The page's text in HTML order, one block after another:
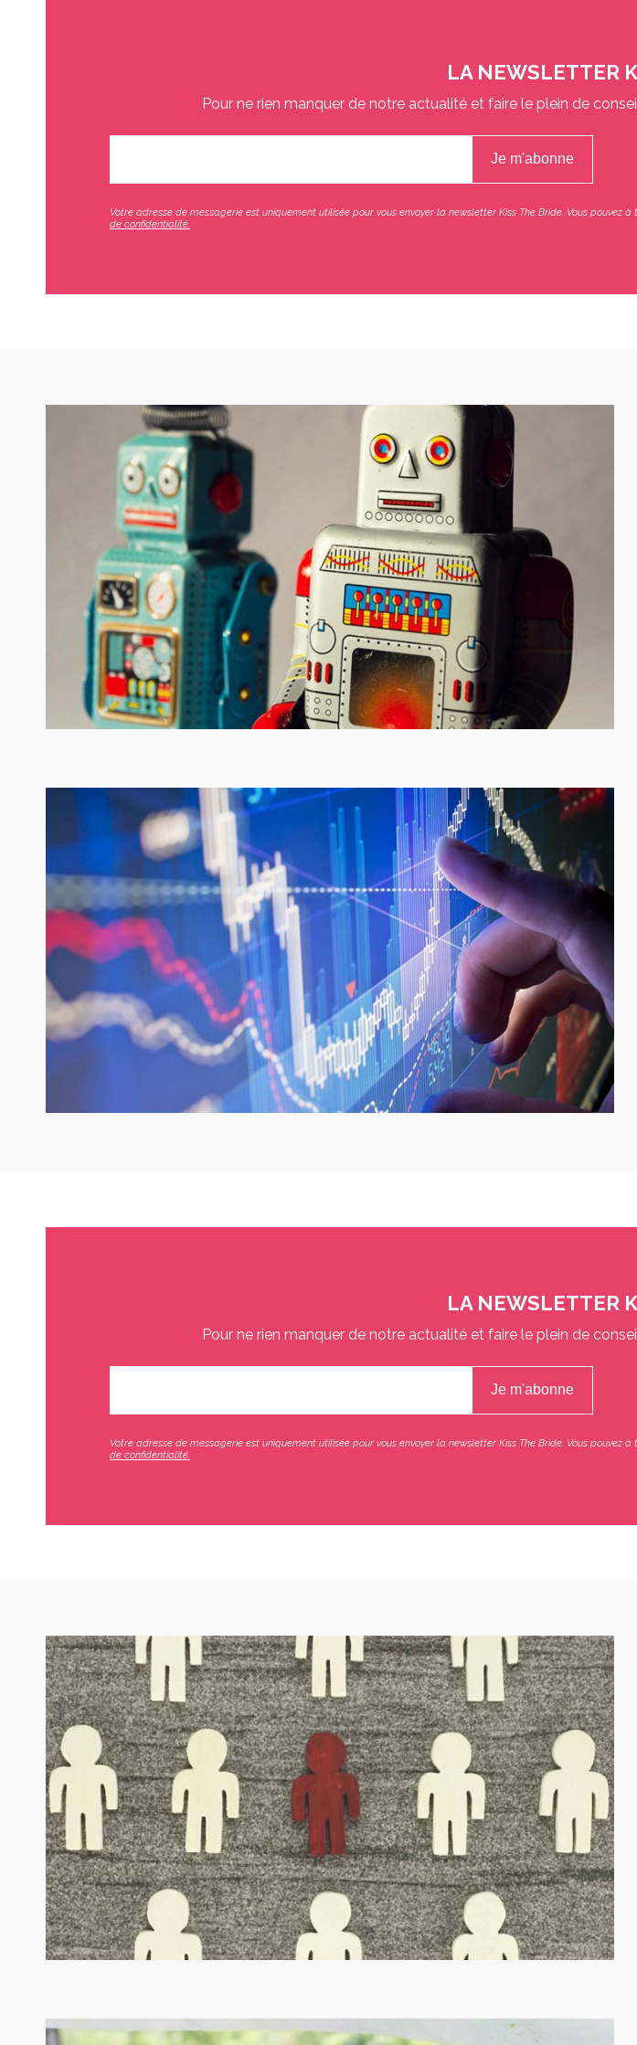
LA NEWSLETTER
Pour ne rien manquer de notre actualité et faire le plein de
Votre adresse de messagerie est uniquement utilisée pour vous envoyer la newsletter Kiss The Bride. Vous
de confidentialité.
LA NEWSLETTER
Pour ne rien manquer de notre actualité et faire le plein de
Votre adresse de messagerie est uniquement utilisée pour vous envoyer la newsletter Kiss The Bride. Vous
de confidentialité.